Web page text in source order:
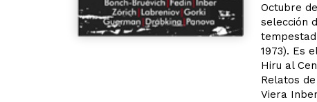
Octubre
selección
1973). Es
Hiru al
Relatos
Viera